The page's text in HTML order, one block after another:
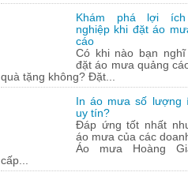
Khám phá lợi ích
nghiệp khi đặt áo
cáo
Có khi nào bạn
đặt áo mưa quảng
quà tặng không? Đặt...
In áo mưa số lượng
uy tín?
Đáp ứng tốt nhất
áo mưa của các
Áo mưa Hoàng
cấp...